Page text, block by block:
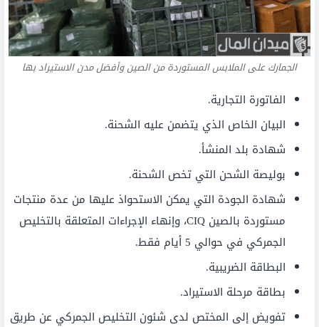
الجمارك على الملابس المستوردة من الصين وأفضل مدن الاستيراد بها
الفاتورة التجارية.
البيان الخاص الذي يتضمن عليه الشحنة.
شهادة بلد المنشأ.
بوليصة الشحن التي تخص الشحنة.
شهادة الجودة التي يمكن الاستحواذ عليها من عدة منتجات
مستوردة بالصين CIQ، وإنهاء الإجراءات المتعلقة بالتخليص
الجمركي في حوالي 5 أيام فقط.
البطاقة الضريبية.
بطاقة مرحلة الاستيراد.
تفويض إلى المختص لدى شئون التخليص الجمركي عن طريق